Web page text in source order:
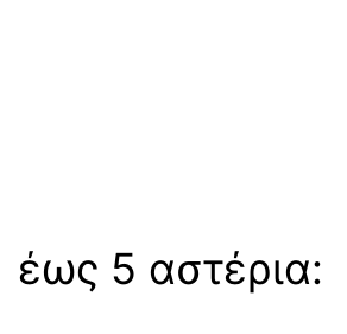
έως 5 αστέρια: